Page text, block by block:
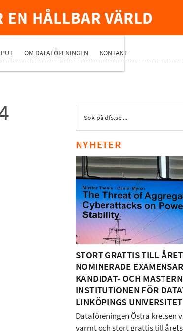
EN HÅLLBAR VÄRLD
OM DATAFÖRENINGEN KONTAKT
NYHETER
STORT GRATTIS TILL
NOMINERADE
KANDIDAT- OCH
INSTITUTIONEN FÖR
LINKÖPINGS UNIVERSITET
Dataföreningen Östra kretsen
varmt och stort grattis till